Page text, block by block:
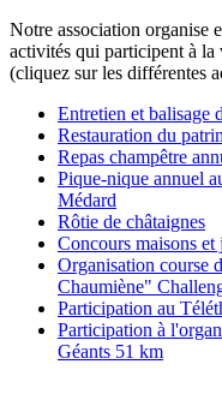
Notre association organise
activités qui participent à la
(cliquez sur les différentes
Entretien et balisage
Restauration du
Repas champêtre
Pique-nique annuel
Médard
Rôtie de châtaignes
Concours maisons
Organisation course
Chaumiène"
Participation au
Participation à
Géants 51 km